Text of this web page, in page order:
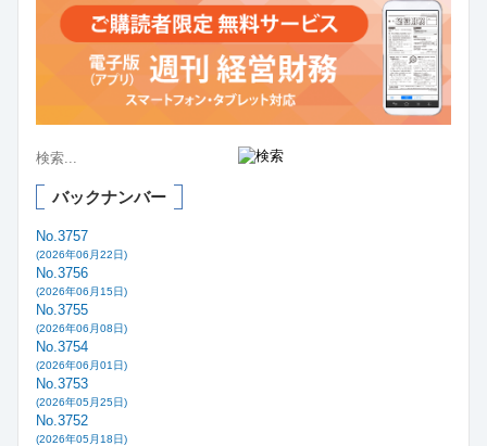
バックナンバー
No.3757
(2026年06月22日)
No.3756
(2026年06月15日)
No.3755
(2026年06月08日)
No.3754
(2026年06月01日)
No.3753
(2026年05月25日)
No.3752
(2026年05月18日)